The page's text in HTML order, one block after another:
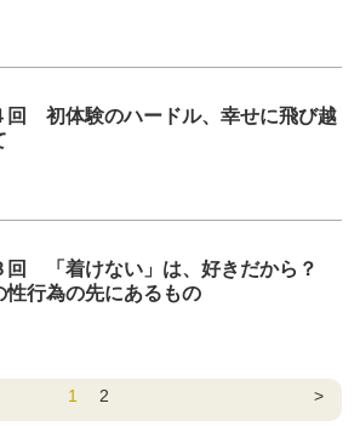
回 初体験のハードル、幸せに飛び越
回 「着けない」は、好きだから？
性行為の先にあるもの
1 2 >